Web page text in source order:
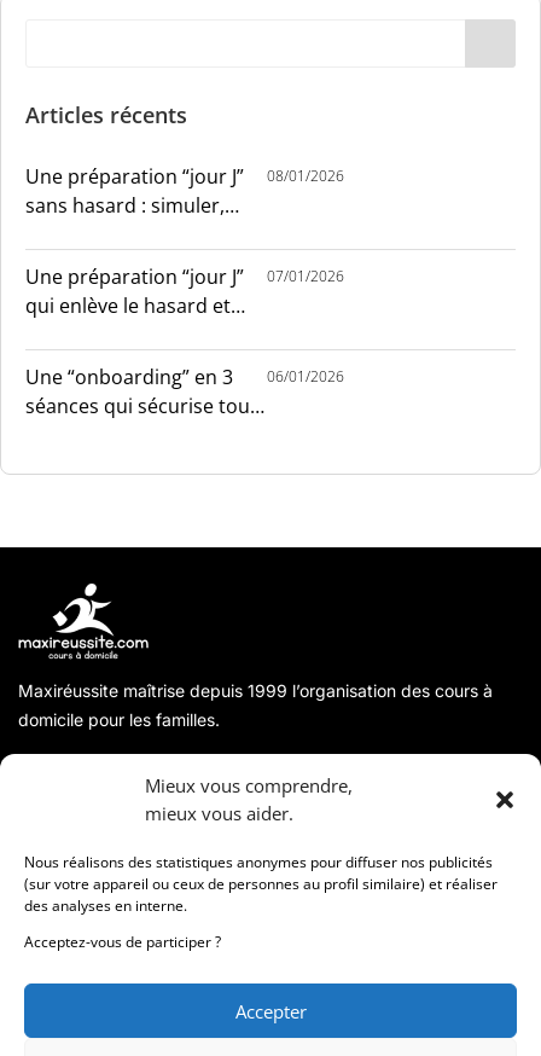
Mieux vous comprendre,
mieux vous aider.
Nous réalisons des statistiques anonymes pour diffuser nos publicités
(sur votre appareil ou ceux de personnes au profil similaire) et réaliser
des analyses en interne.
Acceptez-vous de participer ?
Accepter
Articles récents
Une préparation “jour J”
sans hasard : simuler,
08/01/2026
Une préparation “jour J”
qui enlève le hasard et
07/01/2026
Une “onboarding” en 3
séances qui sécurise tout
06/01/2026
Maxiréussite maîtrise depuis 1999 l’organisation des cours à
domicile pour les familles.
Coordonnées